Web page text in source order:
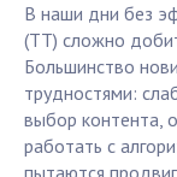
В наши дни без
(ТТ) сложно
Большинство
трудностями:
выбор контента,
работать с